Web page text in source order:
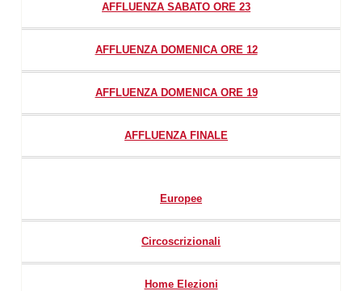
AFFLUENZA SABATO ORE 23
AFFLUENZA DOMENICA ORE 12
AFFLUENZA DOMENICA ORE 19
AFFLUENZA FINALE
Europee
Circoscrizionali
Home Elezioni